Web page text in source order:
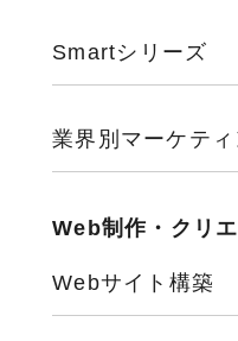
Smartシリーズ
業界別マーケテ
Web制作・クリ
Webサイト構築